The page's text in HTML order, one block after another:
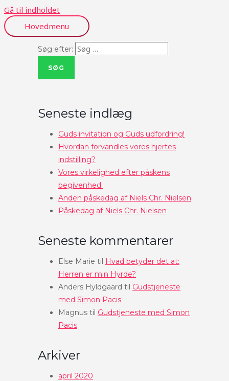
Gå til indholdet
Hovedmenu
Søg efter:
Seneste indlæg
Guds invitation og Guds udfordring!
Hvordan forvandles vores hjertes
indstilling?
Vores virkelighed efter påskens
begivenhed.
Anden påskedag af Niels Chr. Nielsen
Påskedag af Niels Chr. Nielsen
Seneste kommentarer
Else Marie til Hvad betyder det at:
Herren er min Hyrde?
Anders Hyldgaard til Gudstjeneste
med Simon Pacis
Magnus til Gudstjeneste med Simon
Pacis
Arkiver
april 2020